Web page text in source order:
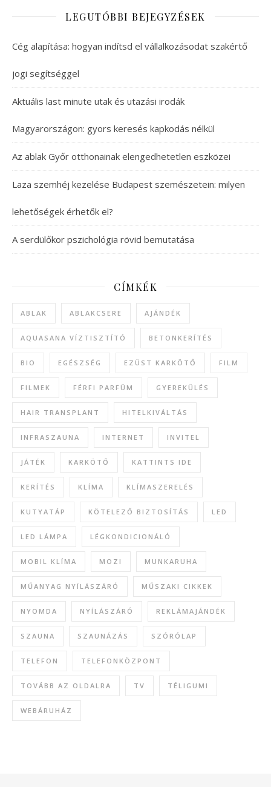
LEGUTÓBBI BEJEGYZÉSEK
Cég alapítása: hogyan indítsd el vállalkozásodat szakértő
jogi segítséggel
Aktuális last minute utak és utazási irodák
Magyarországon: gyors keresés kapkodás nélkül
Az ablak Győr otthonainak elengedhetetlen eszközei
Laza szemhéj kezelése Budapest szemészetein: milyen
lehetőségek érhetők el?
A serdülőkor pszichológia rövid bemutatása
CÍMKÉK
ABLAK ABLAKCSERE AJÁNDÉK
AQUASANA VÍZTISZTÍTÓ BETONKERÍTÉS
BIO EGÉSZSÉG EZÜST KARKÖTŐ FILM
FILMEK FÉRFI PARFÜM GYEREKÜLÉS
HAIR TRANSPLANT HITELKIVÁLTÁS
INFRASZAUNA INTERNET INVITEL
JÁTÉK KARKÖTŐ KATTINTS IDE
KERÍTÉS KLÍMA KLÍMASZERELÉS
KUTYATÁP KÖTELEZŐ BIZTOSÍTÁS LED
LED LÁMPA LÉGKONDICIONÁLÓ
MOBIL KLÍMA MOZI MUNKARUHA
MŰANYAG NYÍLÁSZÁRÓ MŰSZAKI CIKKEK
NYOMDA NYÍLÁSZÁRÓ REKLÁMAJÁNDÉK
SZAUNA SZAUNÁZÁS SZÓRÓLAP
TELEFON TELEFONKÖZPONT
TOVÁBB AZ OLDALRA TV TÉLIGUMI
WEBÁRUHÁZ